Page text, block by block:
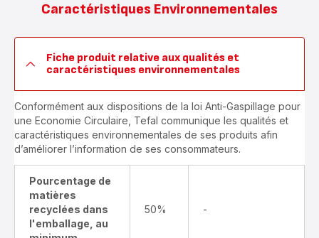
Caractéristiques Environnementales
Fiche produit relative aux qualités et
caractéristiques environnementales
Conformément aux dispositions de la loi Anti-Gaspillage pour
une Economie Circulaire, Tefal communique les qualités et
caractéristiques environnementales de ses produits afin
d’améliorer l’information de ses consommateurs.
Pourcentage de
matières
recyclées dans
l'emballage, au
50% -